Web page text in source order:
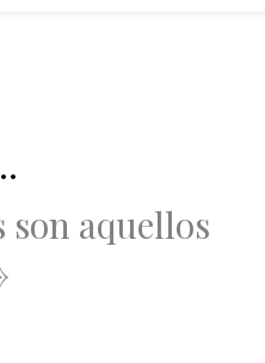
son aquellos